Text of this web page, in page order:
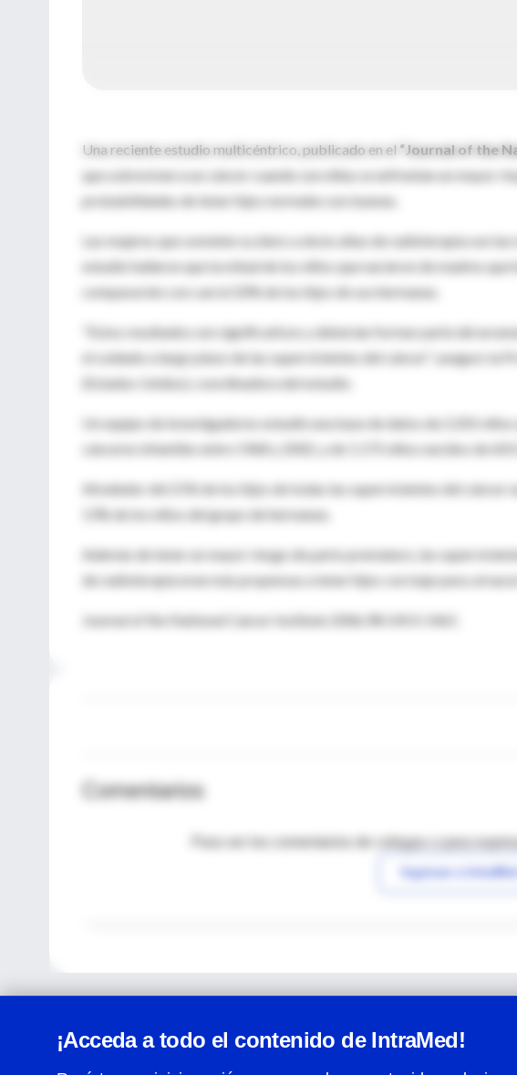
Una reciente estudio multicéntrico, publicado en el “Journal of the
que sobreviven a un cáncer cuando son niñas se enfrentan un mayor
probabilidades de tener hijos normales son buenas.
Las mujeres que someten su útero a dosis altas de radioterapia son
estudio hallaron que la mitad de los niños que nacieron de madres
comparación con casi el 20% de los hijos de sus hermanas.
"Estos resultados son significativos y deberían formar parte del
el cuidado a largo plazo de las supervivientes del cáncer", aseguro la
(Estados Unidos), coordinadora del estudio.
Un equipo de investigadores estudió una base de datos de 2.201
cánceres infantiles entre 1968 y 2002, y de 1.175 niños nacidos de
Alrededor del 21% de los hijos de todas las supervivientes del cáncer
13% de los niños del grupo de hermanas.
Además de tener un mayor riesgo de parto prematuro, las
de radioterapia eran más propensas a tener hijos con bajo peso al
Journal of the National Cancer Institute 2006;98:1453-1461
Comentarios
Para ver los comentarios de colegas o para
Ingresar a IntraMed
¡Acceda a todo el contenido de IntraMed!